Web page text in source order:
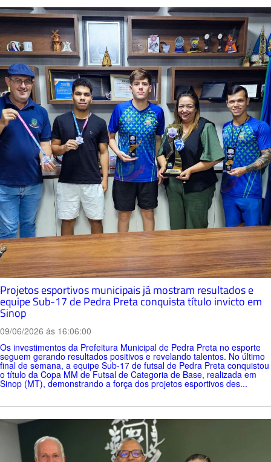
Projetos esportivos municipais já mostram resultados e
equipe Sub-17 de Pedra Preta conquista título invicto em
Sinop
09/06/2026 ás 16:06:00
Os investimentos da Prefeitura Municipal de Pedra Preta no esporte
seguem gerando resultados positivos e revelando talentos. No último
final de semana, a equipe Sub-17 de futsal de Pedra Preta conquistou
o título da Copa MM de Futsal de Categoria de Base, realizada em
Sinop (MT), demonstrando a força dos projetos esportivos des...